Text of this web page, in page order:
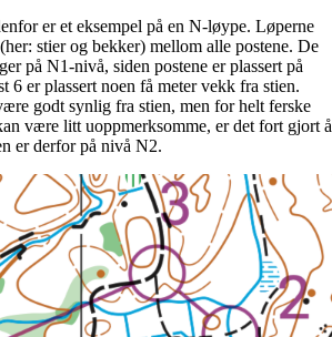
er et eksempel på en N-løype. Løperne
stier og bekker) mellom alle postene. De
på N1-nivå, siden postene er plassert på
6 er plassert noen få meter vekk fra stien.
godt synlig fra stien, men for helt ferske
være litt uoppmerksomme, er det fort gjort å
er derfor på nivå N2.